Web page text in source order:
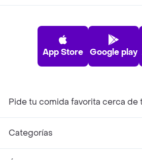
App Store Google play
Pide tu comida favorita cerca de
Categorías